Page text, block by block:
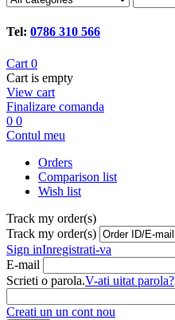
Tel: 0786 310 566
Cart 0
Cart is empty
View cart
Finalizare comanda
0 0
Contul meu
Orders
Comparison list
Wish list
Track my order(s)
Track my order(s)
Sign inInregistrati-va
E-mail
Scrieti o parola.V-ati uitat parola?
Creati un un cont nou